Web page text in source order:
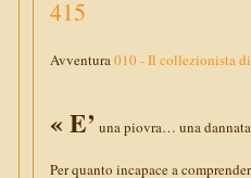
415
Avventura010 - Il collezionista di
« E’ una piovra… una
Per quanto incapace a